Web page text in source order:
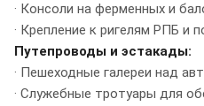
· Консоли на ферменных и
· Крепление к ригелям РПБ и
Путепроводы и эстакады:
· Пешеходные галереи над
· Служебные тротуары для